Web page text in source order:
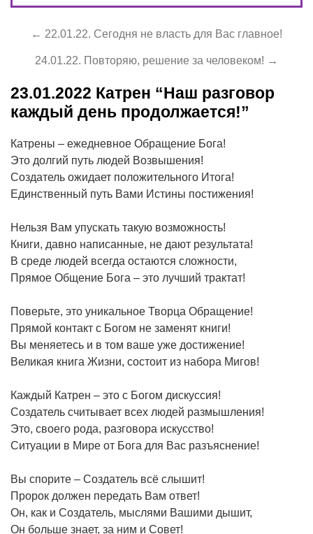
← 22.01.22. Сегодня не власть для Вас главное!
24.01.22. Повторяю, решение за человеком! →
23.01.2022 Катрен “Наш разговор
каждый день продолжается!”
Катрены – ежедневное Обращение Бога!
Это долгий путь людей Возвышения!
Создатель ожидает положительного Итога!
Единственный путь Вами Истины постижения!
Нельзя Вам упускать такую возможность!
Книги, давно написанные, не дают результата!
В среде людей всегда остаются сложности,
Прямое Общение Бога – это лучший трактат!
Поверьте, это уникальное Творца Обращение!
Прямой контакт с Богом не заменят книги!
Вы меняетесь и в том ваше уже достижение!
Великая книга Жизни, состоит из набора Мигов!
Каждый Катрен – это с Богом дискуссия!
Создатель считывает всех людей размышления!
Это, своего рода, разговора искусство!
Ситуации в Мире от Бога для Вас разъяснение!
Вы спорите – Создатель всё слышит!
Пророк должен передать Вам ответ!
Он, как и Создатель, мыслями Вашими дышит,
Он больше знает, за ним и Совет!